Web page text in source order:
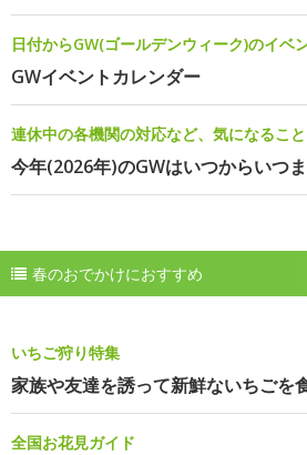
日付からGW(ゴールデンウィーク)のイベ
GWイベントカレンダー
連休中の各機関の対応など、気になるこ
今年(2026年)のGWはいつからいつ
春のおでかけにおすすめ
いちご狩り特集
家族や友達を誘って新鮮ないちごを
全国お花見ガイド